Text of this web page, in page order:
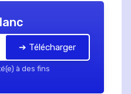
➔ Télécharger
à des fins